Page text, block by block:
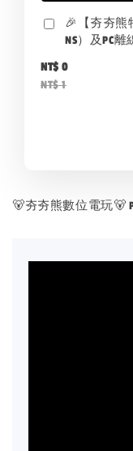
🎉【夯夯熊
NS）及PC離
NT$ 0
NT$ 1
🐻夯夯熊數位電玩🐻